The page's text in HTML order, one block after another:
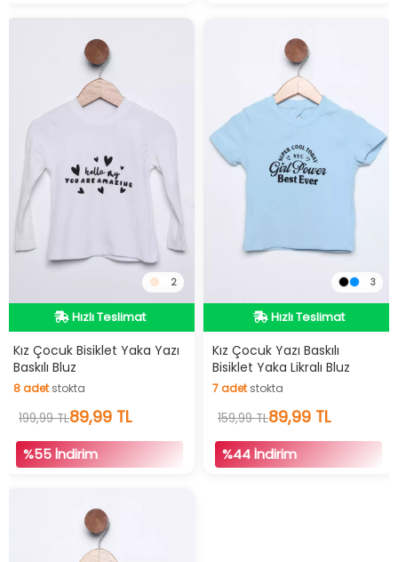
2
İndirimli Ürün
Hızlı Teslimat
İndirimli Ürün
Kız Çocuk Bisiklet Yaka Yazı
Baskılı Bluz
8adetstokta
8adetstokta
199,99 TL89,99 TL
%55 İndirim
3
İndirimli Ürün
Hızlı Teslimat
İndirimli Ürün
Kız Çocuk Yazı Baskılı
Bisiklet Yaka Likralı Bluz
7adetstokta
7 adetstokta
159,99 TL89,99 TL
%44 İndirim